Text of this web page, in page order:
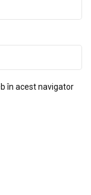
în acest navigator